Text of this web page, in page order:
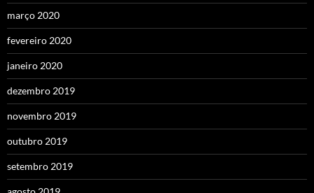
março 2020
fevereiro 2020
janeiro 2020
dezembro 2019
novembro 2019
outubro 2019
setembro 2019